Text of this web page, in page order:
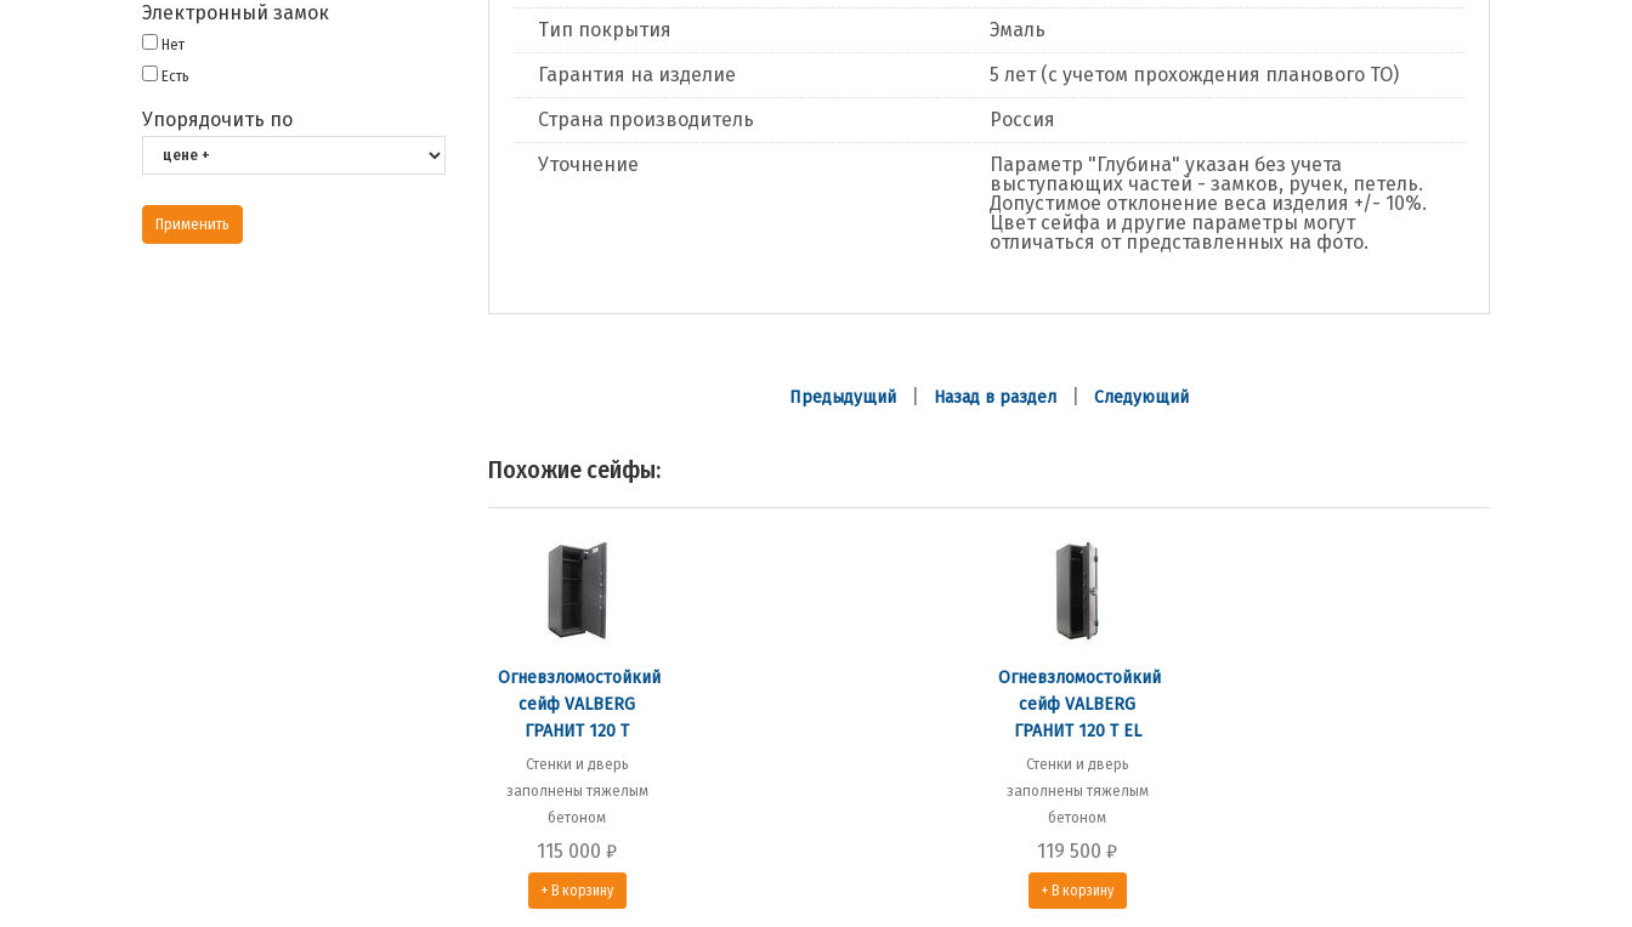
Электронный замок
Нет
Есть
Упорядочить по
Тип покрытия
Эмаль
Гарантия на изделие
5 лет (с учетом прохождения планового ТО)
Страна производитель
Россия
Уточнение
Параметр "Глубина" указан без учета
выступающих частей - замков, ручек, петель.
Допустимое отклонение веса изделия +/- 10%.
Цвет сейфа и другие параметры могут
отличаться от представленных на фото.
Предыдущий Назад в раздел Следующий
Похожие сейфы:
Огневзломостойкий
сейф VALBERG
ГРАНИТ 120 T
Стенки и дверь
заполнены тяжелым
бетоном
115 000 ₽
+ В корзину
Огневзломостойкий
сейф VALBERG
ГРАНИТ 120 Т EL
Стенки и дверь
заполнены тяжелым
бетоном
119 500 ₽
+ В корзину